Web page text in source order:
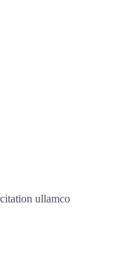
ullamco